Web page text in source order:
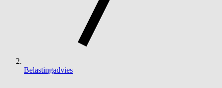
Belastingadvies